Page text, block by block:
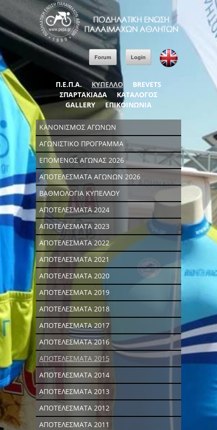
Forum Login
Π.Ε.Π.Α. ΚΥΠΕΛΛΟ
BREVETS
ΣΠΑΡΤΑΚΙΑΔΑ
ΚΑΤΑΛΟΓΟΣ
GALLERY
ΕΠΙΚΟΙΝΩΝΙΑ
ΚΑΝΟΝΙΣΜΟΣ ΑΓΩΝΩΝ
ΑΓΩΝΙΣΤΙΚΟ ΠΡΟΓΡΑΜΜΑ
ΕΠΟΜΕΝΟΣ ΑΓΩΝΑΣ 2026
ΑΠΟΤΕΛΕΣΜΑΤΑ ΑΓΩΝΩΝ 2026
ΒΑΘΜΟΛΟΓΙΑ ΚΥΠΕΛΛΟΥ
ΑΠΟΤΕΛΕΣΜΑΤΑ 2024
ΑΠΟΤΕΛΕΣΜΑΤΑ 2023
ΑΠΟΤΕΛΕΣΜΑΤΑ 2022
ΑΠΟΤΕΛΕΣΜΑΤΑ 2021
ΑΠΟΤΕΛΕΣΜΑΤΑ 2020
ΑΠΟΤΕΛΕΣΜΑΤΑ 2019
ΑΠΟΤΕΛΕΣΜΑΤΑ 2018
ΑΠΟΤΕΛΕΣΜΑΤΑ 2017
ΑΠΟΤΕΛΕΣΜΑΤΑ 2016
ΑΠΟΤΕΛΕΣΜΑΤΑ 2015
ΑΠΟΤΕΛΕΣΜΑΤΑ 2014
ΑΠΟΤΕΛΕΣΜΑΤΑ 2013
ΑΠΟΤΕΛΕΣΜΑΤΑ 2012
ΑΠΟΤΕΛΕΣΜΑΤΑ 2011